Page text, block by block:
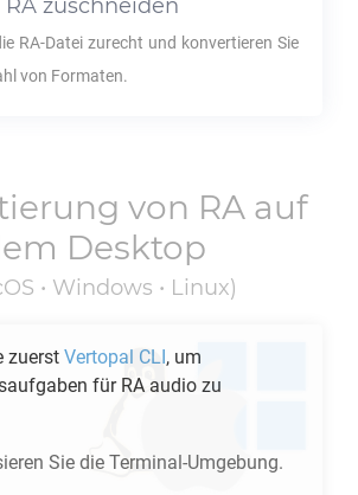
RA zuschneiden
RA-Datei zurecht und konvertieren Sie
von Formaten.
von RAauf
Desktop
• Windows • Linux)
zuerst Vertopal CLI, um
für RA audio zu
Sie die Terminal-Umgebung.